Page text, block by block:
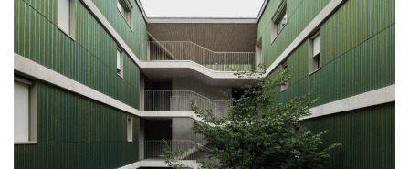
23
MAI
12:00 - 18:00
24
MAI
09:00 - 12:00